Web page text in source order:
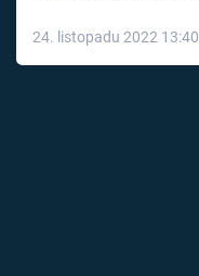
24. listopadu 2022 13:40